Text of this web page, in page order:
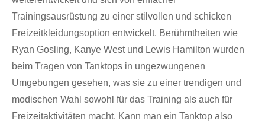
Trainingsausrüstung zu einer stilvollen und schicken
Freizeitkleidungsoption entwickelt. Berühmtheiten wie
Ryan Gosling, Kanye West und Lewis Hamilton wurden
beim Tragen von Tanktops in ungezwungenen
Umgebungen gesehen, was sie zu einer trendigen und
modischen Wahl sowohl für das Training als auch für
Freizeitaktivitäten macht. Kann man ein Tanktop also